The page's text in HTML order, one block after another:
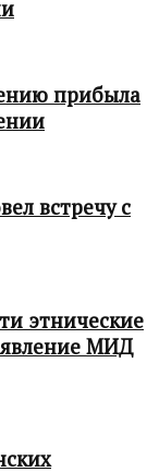
прибыла
встречу с
этнические
МИД